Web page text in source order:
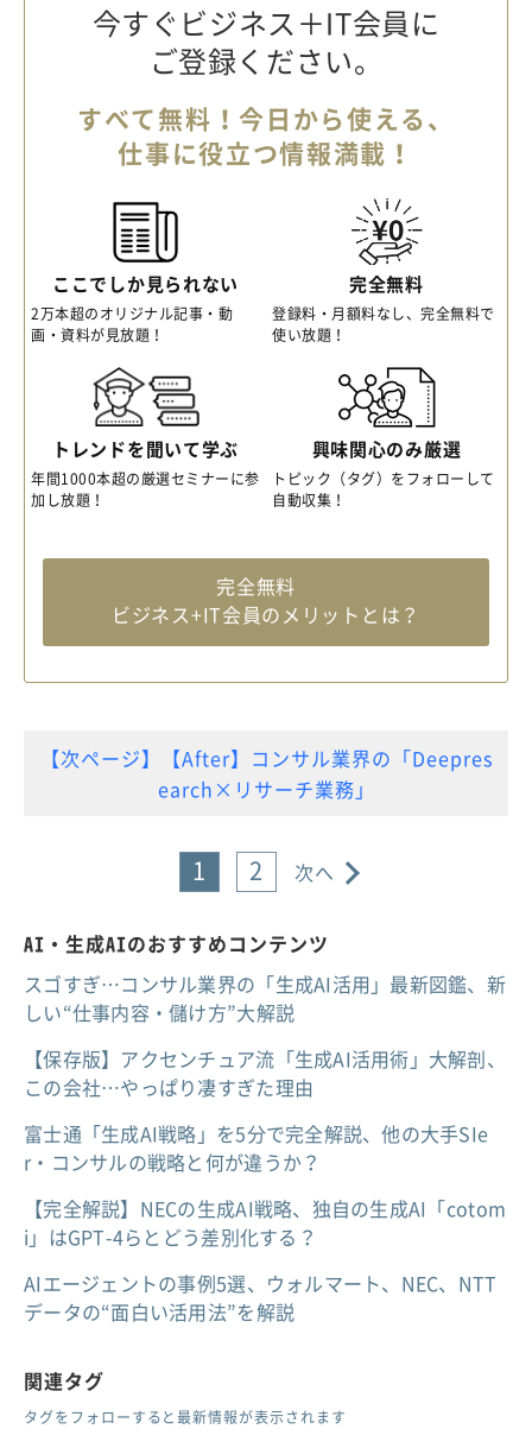
今すぐビジネス＋IT会員に
ご登録ください。
すべて無料！今日から使える、
仕事に役立つ情報満載！
ここでしか見られない
2万本超のオリジナル記事・動
画・資料が見放題！
完全無料
登録料・月額料なし、完全無料で
使い放題！
トレンドを聞いて学ぶ
年間1000本超の厳選セミナーに参
加し放題！
興味関心のみ厳選
トピック（タグ）をフォローして
自動収集！
完全無料
ビジネス+IT会員のメリットとは？
【次ページ】【After】コンサル業界の「Deepres
earch×リサーチ業務」
1 2 次へ
AI・生成AIのおすすめコンテンツ
スゴすぎ…コンサル業界の「生成AI活用」最新図鑑、新
しい“仕事内容・儲け方”大解説
【保存版】アクセンチュア流「生成AI活用術」大解剖、
この会社…やっぱり凄すぎた理由
富士通「生成AI戦略」を5分で完全解説、他の大手SIe
r・コンサルの戦略と何が違うか？
【完全解説】NECの生成AI戦略、独自の生成AI「cotom
i」はGPT-4らとどう差別化する？
AIエージェントの事例5選、ウォルマート、NEC、NTT
データの“面白い活用法”を解説
関連タグ
タグをフォローすると最新情報が表示されます